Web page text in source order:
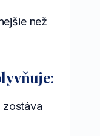
než
zostáva